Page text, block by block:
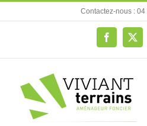
au
Contactez-nous :
Facebook
X